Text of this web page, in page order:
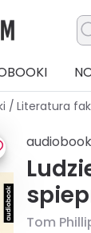
/ Literatura
audiobook
Tom